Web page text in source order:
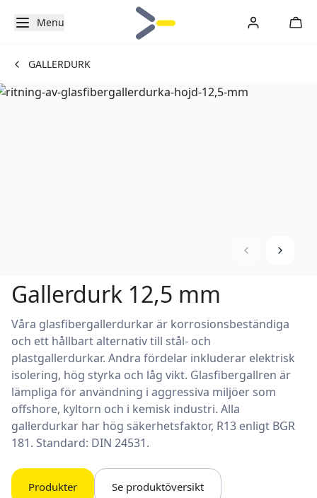
Menu
GALLERDURK
Gallerdurk 12,5 mm
Våra glasfibergallerdurkar är korrosionsbeständiga
och ett hållbart alternativ till stål- och
plastgallerdurkar. Andra fördelar inkluderar elektrisk
isolering, hög styrka och låg vikt. Glasfibergallren är
lämpliga för användning i aggressiva miljöer som
offshore, kyltorn och i kemisk industri. Alla
gallerdurkar har hög säkerhetsfaktor, R13 enligt BGR
181. Standard: DIN 24531.
Produkter Se produktöversikt